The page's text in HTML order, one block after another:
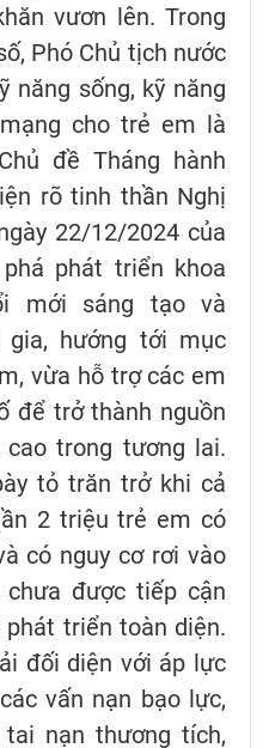
vươn lên. Trong
Phó Chủ tịch nước
năng sống, kỹ năng
cho trẻ em là
đề Tháng hành
rõ tinh thần Nghị
22/12/2024 của
phát triển khoa
mới sáng tạo và
gia, hướng tới mục
vừa hỗ trợ các em
để trở thành nguồn
trong tương lai.
tỏ trăn trở khi cả
2 triệu trẻ em có
có nguy cơ rơi vào
được tiếp cận
triển toàn diện.
đối diện với áp lực
vấn nạn bạo lực,
nạn thương tích,